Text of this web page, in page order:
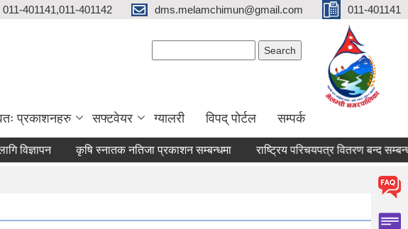
011-401141,011-401142 dms.melamchimun@gmail.com 011-401141
प्रकाशनहरु सफ्टवेयर ग्यालरी विपद् पोर्टल सम्पर्क
कृषि स्नातक नतिजा प्रकाशन सम्बन्धमा राष्ट्रिय परिचयपत्र वितरण बन्द सम्बन्धी